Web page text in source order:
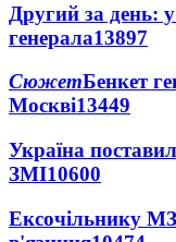
Другий за день:
генерала13897
СюжетБенкет
Москві13449
Україна
ЗМІ10600
Ексочільнику